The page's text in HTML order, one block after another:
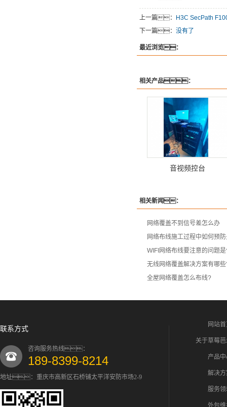
上一篇：
H3C SecPath
下一篇： 没有了
最近浏览：
相关产品：
音视频控台
相关新闻：
网络覆盖不到信号差怎么办
网络布线施工过程中如何预
WIFI网络布线要注意的问题
无线网络覆盖解决方案有哪
全屋网络覆盖怎么布线?
联系方式
咨询服务热线：
189-8399-8214
地址：重庆市高新区石桥铺太平洋安防市场2-9
网站
关于草莓
产品
解决
服务
外包